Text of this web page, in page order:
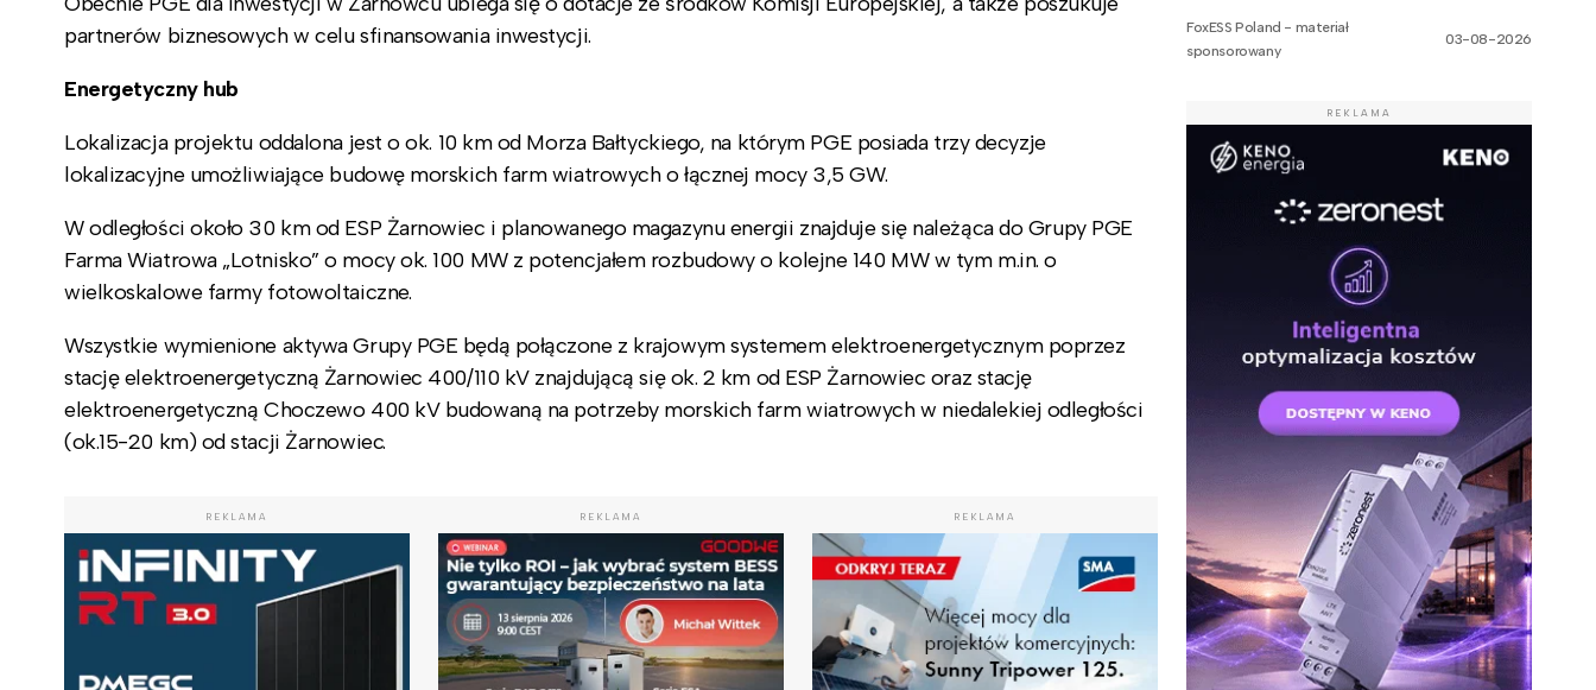
partnerów biznesowych w celu sfinansowania inwestycji.
Energetyczny hub
Lokalizacja projektu oddalona jest o ok. 10 km od Morza Bałtyckiego, na którym PGE posiada trzy decyzje
lokalizacyjne umożliwiające budowę morskich farm wiatrowych o łącznej mocy 3,5 GW.
W odległości około 30 km od ESP Żarnowiec i planowanego magazynu energii znajduje się należąca do Grupy PGE
Farma Wiatrowa „Lotnisko” o mocy ok. 100 MW z potencjałem rozbudowy o kolejne 140 MW w tym m.in. o
wielkoskalowe farmy fotowoltaiczne.
Wszystkie wymienione aktywa Grupy PGE będą połączone z krajowym systemem elektroenergetycznym poprzez
stację elektroenergetyczną Żarnowiec 400/110 kV znajdującą się ok. 2 km od ESP Żarnowiec oraz stację
elektroenergetyczną Choczewo 400 kV budowaną na potrzeby morskich farm wiatrowych w niedalekiej odległości
(ok.15-20 km) od stacji Żarnowiec.
REKLAMA REKLAMA REKLAMA
FoxESS Poland - materiał
sponsorowany
03-08-2026
REKLAMA